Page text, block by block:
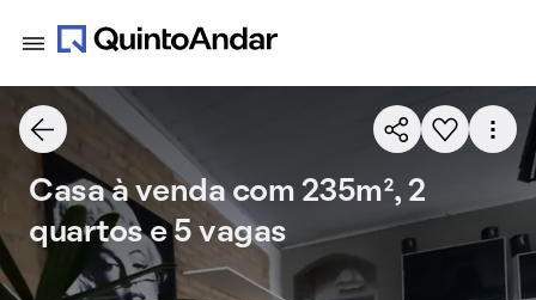
Casa à venda com 235m², 2
quartos e 5 vagas